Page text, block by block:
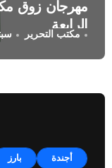
مهرجان زوق
الرابعة
مكتب التحرير
أجندة بارز